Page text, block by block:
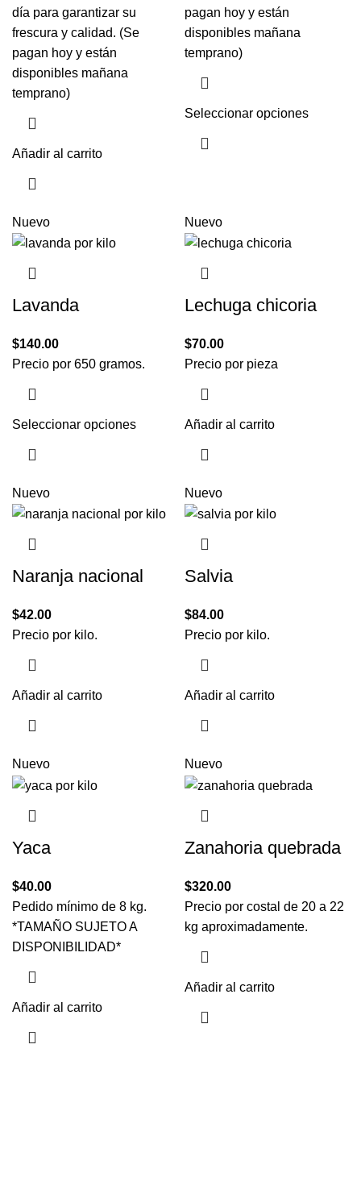
día para garantizar su
frescura y calidad. (Se
pagan hoy y están
disponibles mañana
temprano)
Añadir al carrito
pagan hoy y están
disponibles mañana
temprano)
Seleccionar opciones
Nuevo
Lavanda
$140.00
Precio por 650 gramos.
Seleccionar opciones
Nuevo
Lechuga chicoria
$70.00
Precio por pieza
Añadir al carrito
Nuevo
Naranja nacional
$42.00
Precio por kilo.
Añadir al carrito
Nuevo
Salvia
$84.00
Precio por kilo.
Añadir al carrito
Nuevo
Yaca
$40.00
Pedido mínimo de 8 kg.
*TAMAÑO SUJETO A
DISPONIBILIDAD*
Añadir al carrito
Nuevo
Zanahoria quebrada
$320.00
Precio por costal de 20 a 22
kg aproximadamente.
Añadir al carrito